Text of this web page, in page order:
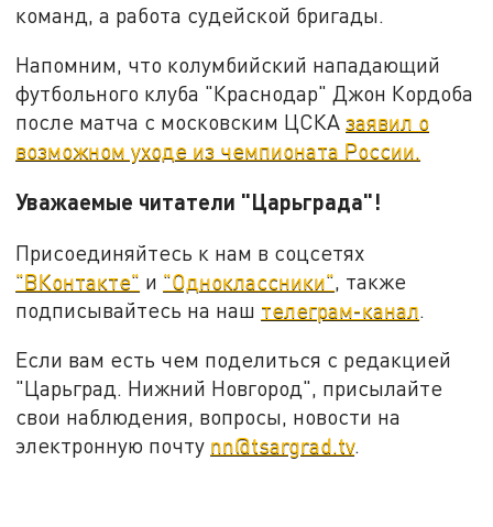
команд, а работа судейской бригады.
Напомним, что колумбийский нападающий
футбольного клуба "Краснодар" Джон Кордоба
после матча с московским ЦСКАзаявил о
возможном уходе из чемпионата России.
Уважаемые читатели "Царьграда"!
Присоединяйтесь к нам в соцсетях
"ВКонтакте" и "Одноклассники", также
подписывайтесь на наш телеграм-канал.
Если вам есть чем поделиться с редакцией
"Царьград. Нижний Новгород", присылайте
свои наблюдения, вопросы, новости на
электронную почту nn@tsargrad.tv.